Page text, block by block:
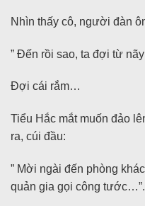
Nhìn thấy cô, người đàn
” Đến rồi sao, ta đợi từ
Đợi cái rắm…
Tiểu Hắc mắt muốn đảo
ra, cúi đầu:
” Mời ngài đến phòng
quản gia gọi công tước…”.